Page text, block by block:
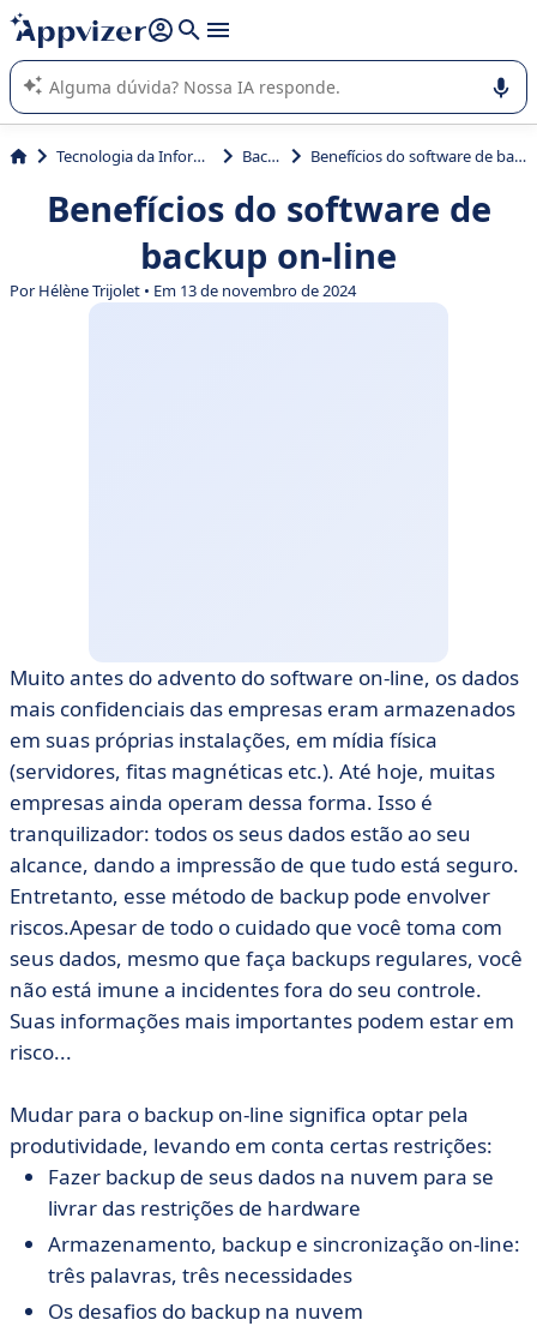
de nossa IA (várias linhas com
A IA do Appvizer o orienta no uso ou na seleção de software
SaaS para sua empresa.
Tecnologia da Informação (TI) Backup Benefícios do software de backup on-line
Benefícios do software de
backup on-line
Por Hélène Trijolet • Em 13 de novembro de 2024
Muito antes do advento do software on-line, os dados
mais confidenciais das empresas eram armazenados
em suas próprias instalações, em mídia física
(servidores, fitas magnéticas etc.). Até hoje, muitas
empresas ainda operam dessa forma. Isso é
tranquilizador: todos os seus dados estão ao seu
alcance, dando a impressão de que tudo está seguro.
Entretanto, esse método de backup pode envolver
riscos.Apesar de todo o cuidado que você toma com
seus dados, mesmo que faça backups regulares, você
não está imune a incidentes fora do seu controle.
Suas informações mais importantes podem estar em
risco...
Mudar para o backup on-line significa optar pela
produtividade, levando em conta certas restrições:
Fazer backup de seus dados na nuvem para se
livrar das restrições de hardware
Armazenamento, backup e sincronização on-line:
três palavras, três necessidades
Os desafios do backup na nuvem